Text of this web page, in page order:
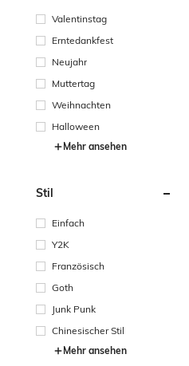
Valentinstag
Erntedankfest
Neujahr
Muttertag
Weihnachten
Halloween
Mehr ansehen
Stil
Einfach
Y2K
Französisch
Goth
Junk Punk
Chinesischer Stil
Mehr ansehen